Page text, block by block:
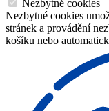
Nezbytné cookies
Nezbytné cookies
stránek a provádění
košíku nebo